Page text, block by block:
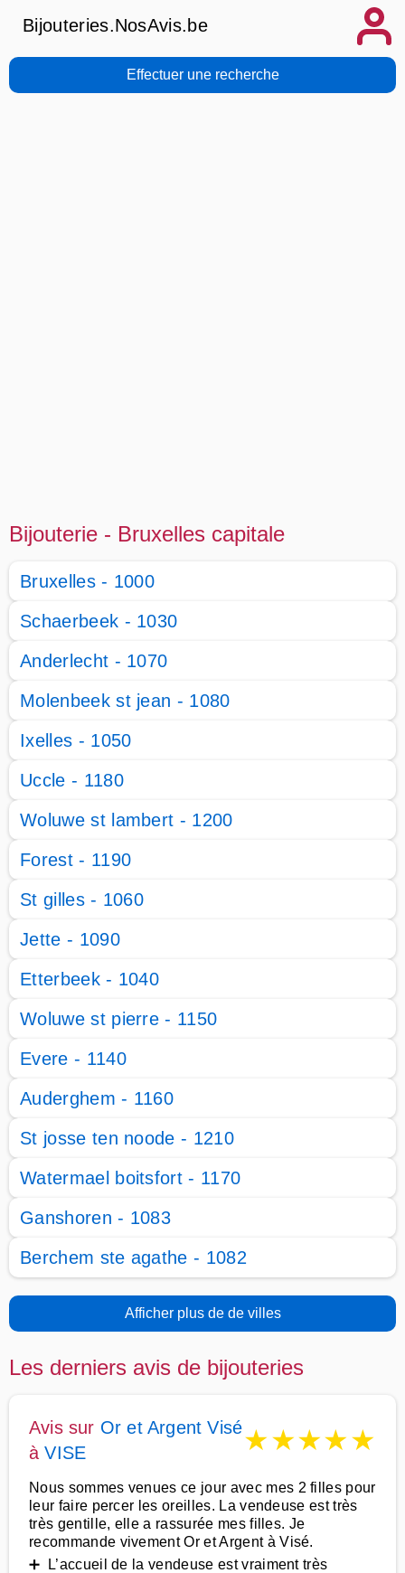
Bijouteries.NosAvis.be
Effectuer une recherche
Bijouterie - Bruxelles capitale
Bruxelles - 1000
Schaerbeek - 1030
Anderlecht - 1070
Molenbeek st jean - 1080
Ixelles - 1050
Uccle - 1180
Woluwe st lambert - 1200
Forest - 1190
St gilles - 1060
Jette - 1090
Etterbeek - 1040
Woluwe st pierre - 1150
Evere - 1140
Auderghem - 1160
St josse ten noode - 1210
Watermael boitsfort - 1170
Ganshoren - 1083
Berchem ste agathe - 1082
Afficher plus de de villes
Les derniers avis de bijouteries
Avis sur Or et Argent Visé
àVISE ★★★★★
Nous sommes venues ce jour avec mes 2 filles pour
leur faire percer les oreilles. La vendeuse est très
très gentille, elle a rassurée mes filles. Je
recommande vivement Or et Argent à Visé.
➕ L’accueil de la vendeuse est vraiment très